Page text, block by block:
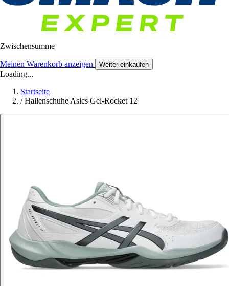
Zwischensumme
Meinen Warenkorb anzeigen Weiter einkaufen
Loading...
Startseite
/ Hallenschuhe Asics Gel-Rocket 12